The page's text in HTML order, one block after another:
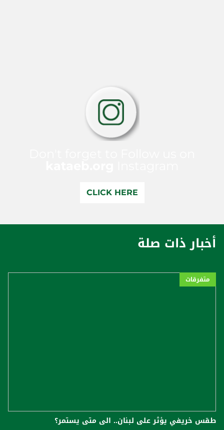
CLICK HERE
أخبار ذات صلة
متفرقات
طقس خريفي يؤثر على لبنان.. الى متى يستمر؟